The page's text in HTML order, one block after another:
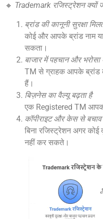
🔸 Trademark रजिस्ट्रेशन क्यों
ब्रांड की कानूनी सुरक्षा
कोई और आपके ब्रांड नाम
सकता।
बाजार में पहचान और भरोसा
TM से ग्राहक आपके ब्रांड
हैं।
बिज़नेस का वैल्यू बढ़ता है
एक Registered TM
कॉपीराइट और केस से बचाव
बिना रजिस्ट्रेशन अगर
नहीं कर सकते।